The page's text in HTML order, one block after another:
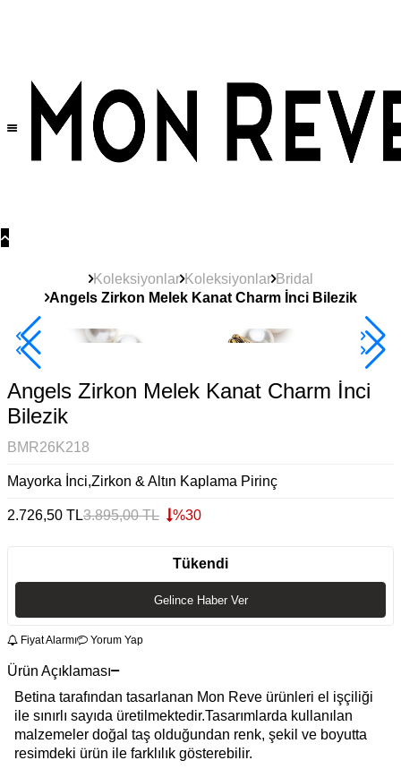
Koleksiyonlar Koleksiyonlar Bridal
Angels Zirkon Melek Kanat Charm İnci Bilezik
2+ Ürüne +%10
Angels Zirkon Melek Kanat Charm İnci
Bilezik
BMR26K218
Mayorka İnci,Zirkon & Altın Kaplama Pirinç
2.726,50 TL3.895,00TL %30
Tükendi
Gelince Haber Ver
Fiyat Alarmı Yorum Yap
Ürün Açıklaması
Betina tarafından tasarlanan Mon Reve ürünleri el işçiliği
ile sınırlı sayıda üretilmektedir.Tasarımlarda kullanılan
malzemeler doğal taş olduğundan renk, şekil ve boyutta
resimdeki ürün ile farklılık gösterebilir.